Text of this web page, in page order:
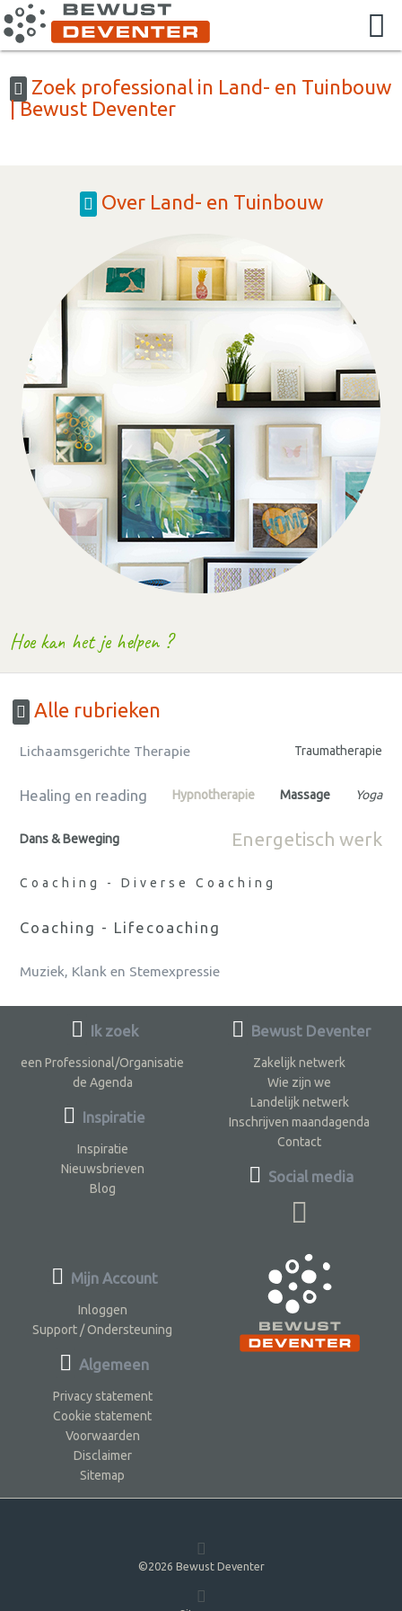
Zoek professional in Land- en Tuinbouw
| Bewust Deventer
Over Land- en Tuinbouw
Hoe kan het je helpen ?
Alle rubrieken
Lichaamsgerichte Therapie Traumatherapie
Healing en reading Hypnotherapie Massage Yoga
Dans & Beweging Energetisch werk
Coaching - Diverse Coaching
Coaching - Lifecoaching
Muziek, Klank en Stemexpressie
Ik zoek
een Professional/Organisatie
de Agenda
Inspiratie
Inspiratie
Nieuwsbrieven
Blog
Bewust Deventer
Zakelijk netwerk
Wie zijn we
Landelijk netwerk
Inschrijven maandagenda
Contact
Social media
Mijn Account
Inloggen
Support / Ondersteuning
Algemeen
Privacy statement
Cookie statement
Voorwaarden
Disclaimer
Sitemap
©2026 Bewust Deventer